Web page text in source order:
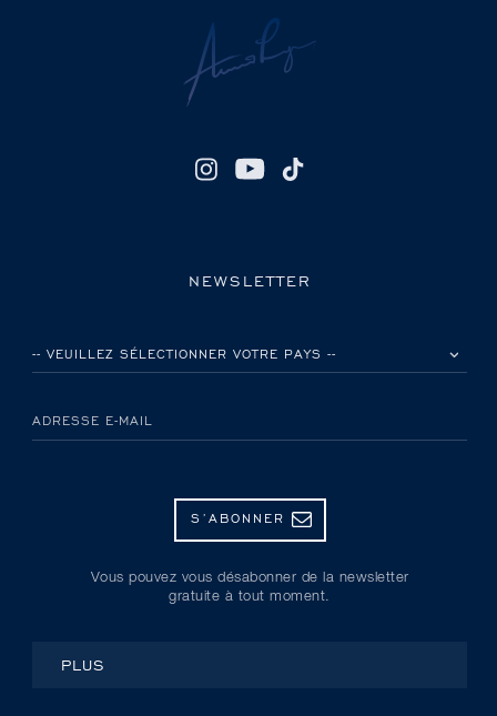
NEWSLETTER
VEUILLEZ SÉLECTIONNER VOTRE PAYS
ADRESSE E-MAIL
S’ABONNER
Vous pouvez vous désabonner de la newsletter
gratuite à tout moment.
PLUS